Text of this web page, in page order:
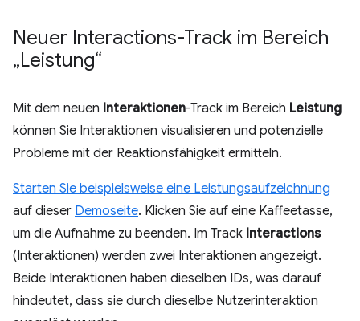
Neuer Interactions-Track im Bereich
„Leistung“
Mit dem neuen Interaktionen-Track im Bereich Leistung
können Sie Interaktionen visualisieren und potenzielle
Probleme mit der Reaktionsfähigkeit ermitteln.
Starten Sie beispielsweise eine Leistungsaufzeichnung
auf dieser Demoseite. Klicken Sie auf eine Kaffeetasse,
um die Aufnahme zu beenden. Im Track Interactions
(Interaktionen) werden zwei Interaktionen angezeigt.
Beide Interaktionen haben dieselben IDs, was darauf
hindeutet, dass sie durch dieselbe Nutzerinteraktion